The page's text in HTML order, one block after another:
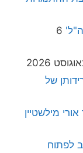
6
של
מילשטיין
לפתוח